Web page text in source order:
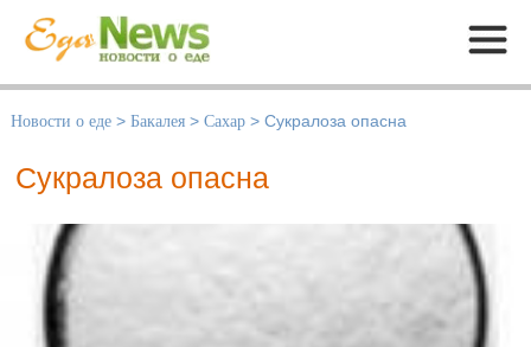
Меню
Новости о еде > Бакалея > Сахар > Cукралоза опасна
Cукралоза опасна